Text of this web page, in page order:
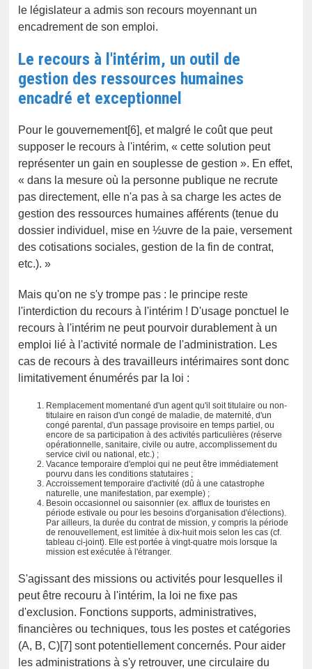
le législateur a admis son recours moyennant un
encadrement de son emploi.
Le recours à l'intérim, un outil de
gestion des ressources humaines
encadré et exceptionnel
Pour le gouvernement[6], et malgré le coût que peut
supposer le recours à l'intérim, « cette solution peut
représenter un gain en souplesse de gestion ». En effet,
« dans la mesure où la personne publique ne recrute
pas directement, elle n'a pas à sa charge les actes de
gestion des ressources humaines afférents (tenue du
dossier individuel, mise en ½uvre de la paie, versement
des cotisations sociales, gestion de la fin de contrat,
etc.). »
Mais qu'on ne s'y trompe pas : le principe reste
l'interdiction du recours à l'intérim ! D'usage ponctuel le
recours à l'intérim ne peut pourvoir durablement à un
emploi lié à l'activité normale de l'administration. Les
cas de recours à des travailleurs intérimaires sont donc
limitativement énumérés par la loi :
Remplacement momentané d'un agent qu'il soit titulaire ou non-
titulaire en raison d'un congé de maladie, de maternité, d'un
congé parental, d'un passage provisoire en temps partiel, ou
encore de sa participation à des activités particulières (réserve
opérationnelle, sanitaire, civile ou autre, accomplissement du
service civil ou national, etc.) ;
Vacance temporaire d'emploi qui ne peut être immédiatement
pourvu dans les conditions statutaires ;
Accroissement temporaire d'activité (dû à une catastrophe
naturelle, une manifestation, par exemple) ;
Besoin occasionnel ou saisonnier (ex. afflux de touristes en
période estivale ou pour les besoins d'organisation d'élections).
Par ailleurs, la durée du contrat de mission, y compris la période
de renouvellement, est limitée à dix-huit mois selon les cas (cf.
tableau ci-joint). Elle est portée à vingt-quatre mois lorsque la
mission est exécutée à l'étranger.
S'agissant des missions ou activités pour lesquelles il
peut être recouru à l'intérim, la loi ne fixe pas
d'exclusion. Fonctions supports, administratives,
financières ou techniques, tous les postes et catégories
(A, B, C)[7] sont potentiellement concernés. Pour aider
les administrations à s'y retrouver, une circulaire du